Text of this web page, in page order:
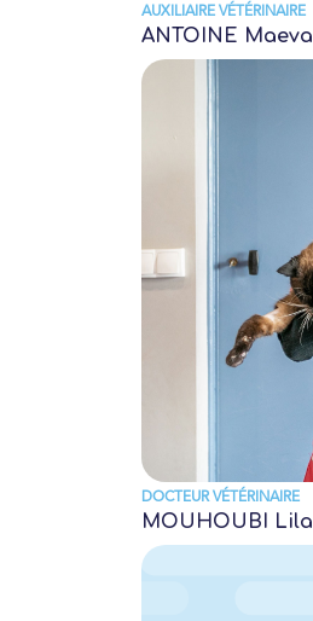
AUXILIAIRE VÉTÉRINAIRE
ANTOINE Maeva
DOCTEUR VÉTÉRINAIRE
MOUHOUBI Lila